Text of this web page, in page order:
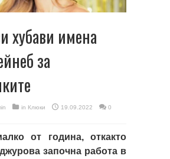
хубави имена
за
in Клюки 19.09.2022
0
от година, откакто
започна работа в